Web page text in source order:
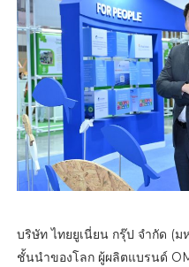
บริษัท ไทยยูเนี่ยน กรุ๊ป จำกัด (
ชั้นนำของโลก ผู้ผลิตแบรนด์